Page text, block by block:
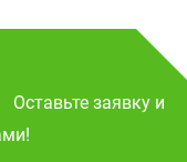
Оставьте заявку и